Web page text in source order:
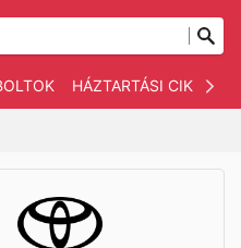
HÁZTARTÁSI CIKKEK